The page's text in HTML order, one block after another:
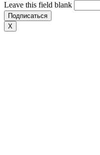
Leave this field blank
X